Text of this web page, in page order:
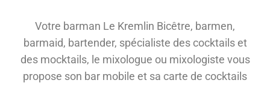
Votre barman Le Kremlin Bicêtre, barmen,
barmaid, bartender, spécialiste des cocktails et
des mocktails, le mixologue ou mixologiste vous
propose son bar mobile et sa carte de cocktails